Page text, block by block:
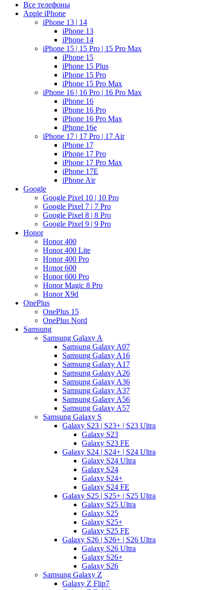
Все телефоны
Apple iPhone
iPhone 13 | 14
iPhone 13
iPhone 14
iPhone 15 | 15 Pro | 15 Pro Max
iPhone 15
iPhone 15 Plus
iPhone 15 Pro
iPhone 15 Pro Max
iPhone 16 | 16 Pro | 16 Pro Max
iPhone 16
iPhone 16 Pro
iPhone 16 Pro Max
iPhone 16e
iPhone 17 | 17 Pro | 17 Air
iPhone 17
iPhone 17 Pro
iPhone 17 Pro Max
iPhone 17E
iPhone Air
Google
Google Pixel 10 | 10 Pro
Google Pixel 7 | 7 Pro
Google Pixel 8 | 8 Pro
Google Pixel 9 | 9 Pro
Honor
Honor 400
Honor 400 Lite
Honor 400 Pro
Honor 600
Honor 600 Pro
Honor Magic 8 Pro
Honor X9d
OnePlus
OnePlus 15
OnePlus Nord
Samsung
Samsung Galaxy A
Samsung Galaxy A07
Samsung Galaxy A16
Samsung Galaxy A17
Samsung Galaxy A26
Samsung Galaxy A36
Samsung Galaxy A37
Samsung Galaxy A56
Samsung Galaxy A57
Samsung Galaxy S
Galaxy S23 | S23+ | S23 Ultra
Galaxy S23
Galaxy S23 FE
Galaxy S24 | S24+ | S24 Ultra
Galaxy S24 Ultra
Galaxy S24
Galaxy S24+
Galaxy S24 FE
Galaxy S25 | S25+ | S25 Ultra
Galaxy S25 Ultra
Galaxy S25
Galaxy S25+
Galaxy S25 FE
Galaxy S26 | S26+ | S26 Ultra
Galaxy S26 Ultra
Galaxy S26+
Galaxy S26
Samsung Galaxy Z
Galaxy Z Flip7